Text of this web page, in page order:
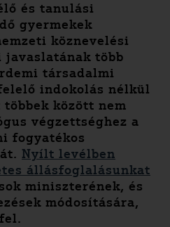
és tanulási
gyermekek
köznevelési
több
társadalmi
indokolás nélkül
között nem
végzettséghez a
fogyatékos
Nyílt levélben
állásfoglalásunkat
miniszterének, és
módosítására,